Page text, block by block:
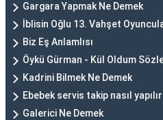
Gargara Yapmak Ne Demek
İblisin Oğlu 13. Vahşet
Biz Eş Anlamlısı
Öykü Gürman - Kül Oldum
Kadrini Bilmek Ne Demek
Ebebek servis takip nasıl
Galerici Ne Demek